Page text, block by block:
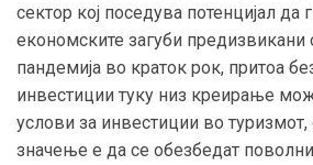
сектор кој поседува потенцијал да
економските загуби предизвикани
пандемија во краток рок, притоа
инвестиции туку низ креирање
услови за инвестиции во туризмот,
значење е да се обезбедат